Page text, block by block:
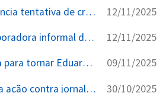
David Ágape denuncia tentativa de criminalizar jornalismo investigativo através do STF 12/11/2025
Áudio revela colaboradora informal do TSE admitindo ter denunciado empresários 12/11/2025
STF forma maioria para tornar Eduardo Tagliaferro réu por revelações da Vaza Toga 09/11/2025
Moraes encaminha ação contra jornalistas da Vaza Toga à PGR para análise 30/10/2025